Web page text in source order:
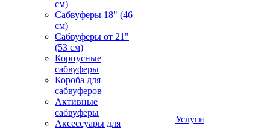
см)
Сабвуферы 18" (46
см)
Сабвуферы от 21"
(53 см)
Корпусные
сабвуферы
Короба для
сабвуферов
Активные
сабвуферы
Аксессуары для
Услуги